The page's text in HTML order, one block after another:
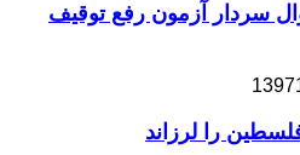
سردار آزمون رفع توقیف